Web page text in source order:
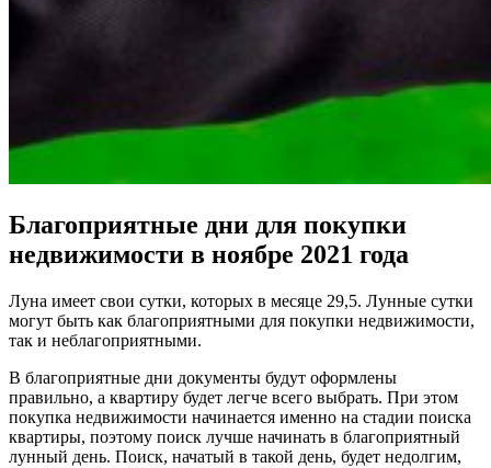
Благоприятные дни для покупки
недвижимости в ноябре 2021 года
Луна имеет свои сутки, которых в месяце 29,5. Лунные сутки
могут быть как благоприятными для покупки недвижимости,
так и неблагоприятными.
В благоприятные дни документы будут оформлены
правильно, а квартиру будет легче всего выбрать. При этом
покупка недвижимости начинается именно на стадии поиска
квартиры, поэтому поиск лучше начинать в благоприятный
лунный день. Поиск, начатый в такой день, будет недолгим,